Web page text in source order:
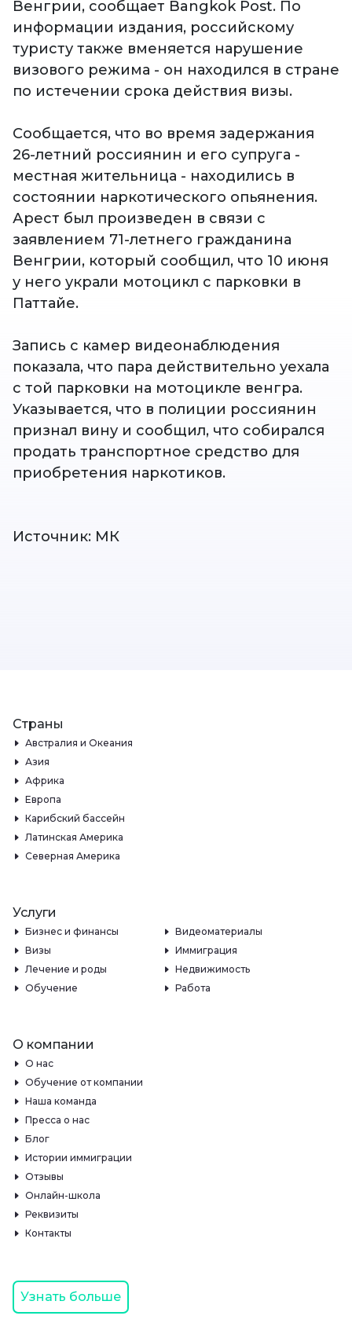
Венгрии, сообщает Bangkok Post. По
информации издания, российскому
туристу также вменяется нарушение
визового режима - он находился в стране
по истечении срока действия визы.
Сообщается, что во время задержания
26-летний россиянин и его супруга -
местная жительница - находились в
состоянии наркотического опьянения.
Арест был произведен в связи с
заявлением 71-летнего гражданина
Венгрии, который сообщил, что 10 июня
у него украли мотоцикл с парковки в
Паттайе.
Запись с камер видеонаблюдения
показала, что пара действительно уехала
с той парковки на мотоцикле венгра.
Указывается, что в полиции россиянин
признал вину и сообщил, что собирался
продать транспортное средство для
приобретения наркотиков.
Источник: МК
Страны
Австралия и Океания
Азия
Африка
Европа
Карибский бассейн
Латинская Америка
Северная Америка
Услуги
Бизнес и финансы
Видеоматериалы
Визы
Иммиграция
Лечение и роды
Недвижимость
Обучение
Работа
О компании
О нас
Обучение от компании
Наша команда
Пресса о нас
Блог
Истории иммиграции
Отзывы
Онлайн-школа
Реквизиты
Контакты
Узнать больше